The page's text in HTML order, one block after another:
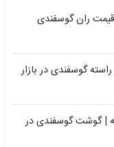
ران گوسفندی
گوسفندی در بازار
| گوشت گوسفندی‌ در